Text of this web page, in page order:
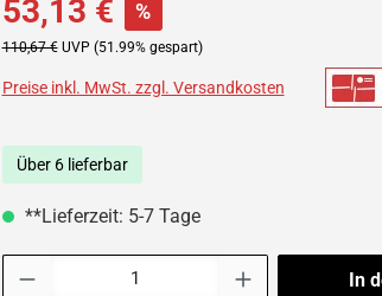
53,13 € %
Regulärer Preis:
110,67 € UVP (51.99% gespart)
Preise inkl. MwSt. zzgl. Versandkosten
Über 6 lieferbar
**Lieferzeit: 5-7 Tage
In